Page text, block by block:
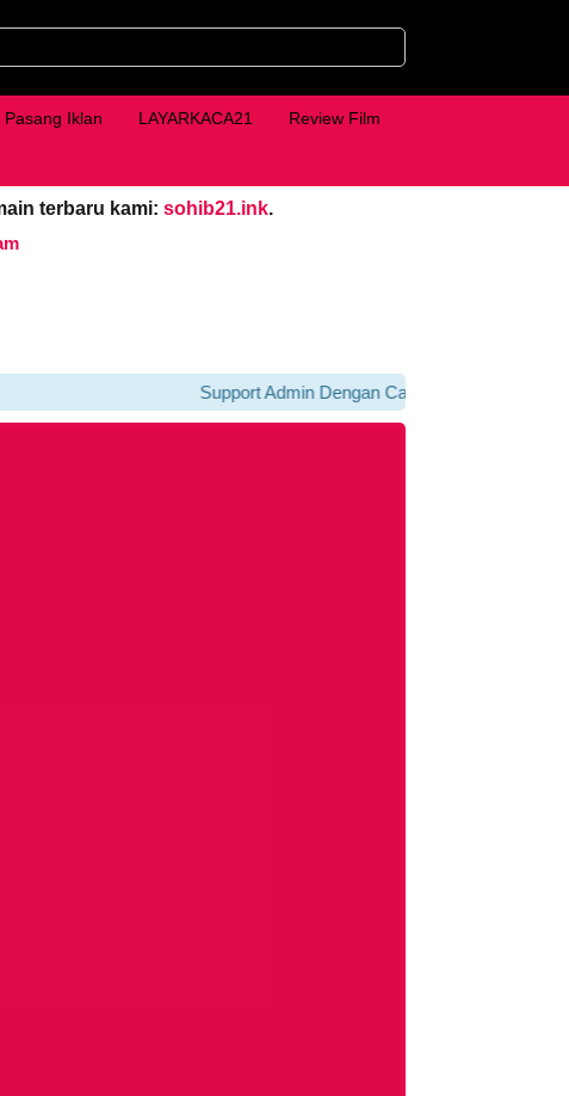
Pasang Iklan LAYARKACA21 Review Film
terbaru kami: sohib21.ink.
Support Admin Dengan Cara Klik iklan Di bawah